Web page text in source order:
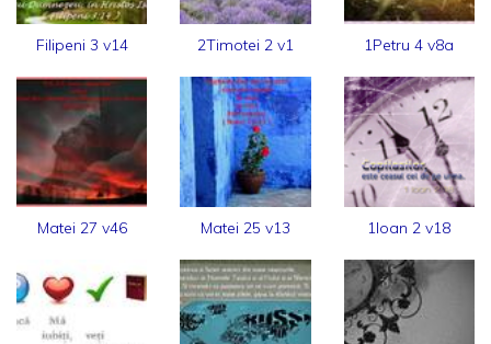
Filipeni 3 v14 2Timotei 2 v1 1Petru 4 v8a
Matei 27 v46 Matei 25 v13 1Ioan 2 v18